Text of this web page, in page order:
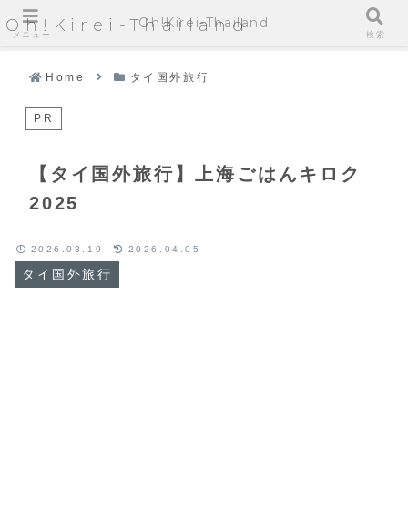
Oh!Kirei-Thailand
Home タイ国外旅行
PR
【タイ国外旅行】上海ごはんキロク
2025
タイ国外旅行
2026.03.19 2026.04.05
メニュー
Oh!Kirei-Thailand
検索